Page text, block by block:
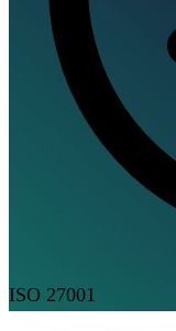
ISO 27001